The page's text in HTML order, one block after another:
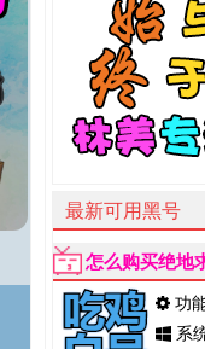
最新可用黑号
怎么购买绝地
功
系